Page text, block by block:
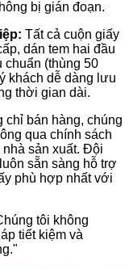
bị gián đoạn.
Tất cả cuộn giấy
dán tem hai đầu
chuẩn (thùng 50
khách dễ dàng lưu
thời gian dài.
chỉ bán hàng, chúng
qua chính sách
sản xuất. Đội
sẵn sàng hỗ trợ
phù hợp nhất với
tôi không
tiết kiệm và